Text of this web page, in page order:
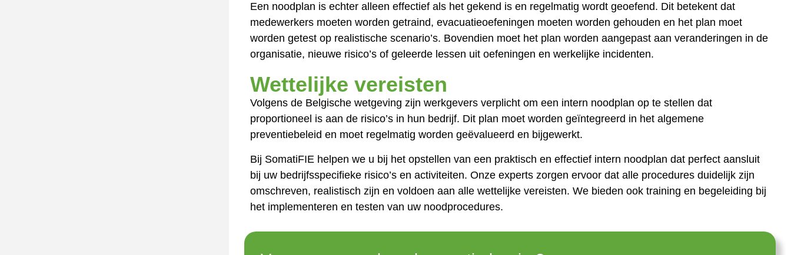
Een noodplan is echter alleen effectief als het gekend is en regelmatig wordt geoefend. Dit betekent dat
medewerkers moeten worden getraind, evacuatieoefeningen moeten worden gehouden en het plan moet
worden getest op realistische scenario’s. Bovendien moet het plan worden aangepast aan veranderingen in de
organisatie, nieuwe risico’s of geleerde lessen uit oefeningen en werkelijke incidenten.
Wettelijke vereisten
Volgens de Belgische wetgeving zijn werkgevers verplicht om een intern noodplan op te stellen dat
proportioneel is aan de risico’s in hun bedrijf. Dit plan moet worden geïntegreerd in het algemene
preventiebeleid en moet regelmatig worden geëvalueerd en bijgewerkt.
Bij SomatiFIE helpen we u bij het opstellen van een praktisch en effectief intern noodplan dat perfect aansluit
bij uw bedrijfsspecifieke risico’s en activiteiten. Onze experts zorgen ervoor dat alle procedures duidelijk zijn
omschreven, realistisch zijn en voldoen aan alle wettelijke vereisten. We bieden ook training en begeleiding bij
het implementeren en testen van uw noodprocedures.